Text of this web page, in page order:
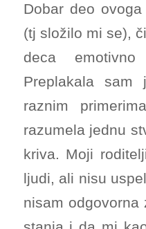
Dobar deo
(tj složilo mi se),
deca emotivno
Preplakala sam
raznim
razumela jednu
kriva. Moji
ljudi, ali nisu
nisam